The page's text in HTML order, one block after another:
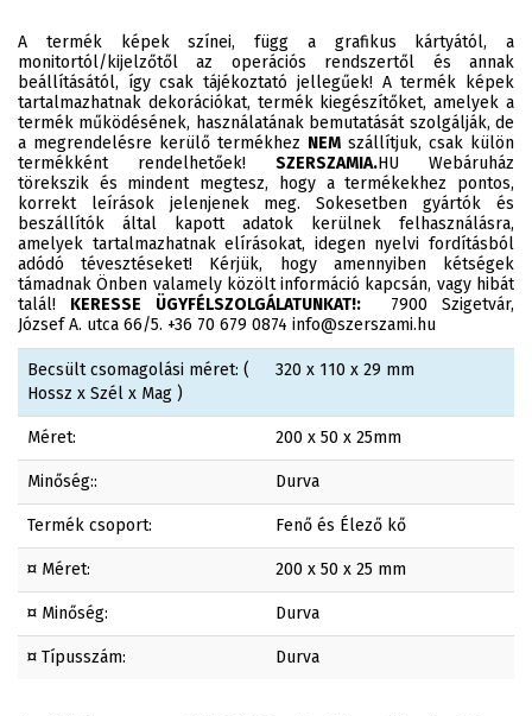
A termék képek színei, függ a grafikus kártyától, a
monitortól/kijelzőtől az operációs rendszertől és annak
beállításától, így csak tájékoztató jellegűek! A termék képek
tartalmazhatnak dekorációkat, termék kiegészítőket, amelyek a
termék működésének, használatának bemutatását szolgálják, de
a megrendelésre kerülő termékhez NEM szállítjuk, csak külön
termékként rendelhetőek! SZERSZAMIA.HU Webáruház
törekszik és mindent megtesz, hogy a termékekhez pontos,
korrekt leírások jelenjenek meg. Sokesetben gyártók és
beszállítók által kapott adatok kerülnek felhasználásra,
amelyek tartalmazhatnak elírásokat, idegen nyelvi fordításból
adódó tévesztéseket! Kérjük, hogy amennyiben kétségek
támadnak Önben valamely közölt információ kapcsán, vagy hibát
talál! KERESSE ÜGYFÉLSZOLGÁLATUNKAT!:7900 Szigetvár,
József A. utca 66/5. +36 70 679 0874 info@szerszami.hu
Becsült csomagolási méret: (
Hossz x Szél x Mag )
320 x 110 x 29 mm
Méret: 200 x 50 x 25mm
Minőség:: Durva
Termék csoport: Fenő és Élező kő
¤ Méret: 200 x 50 x 25 mm
¤ Minőség: Durva
¤ Típusszám: Durva